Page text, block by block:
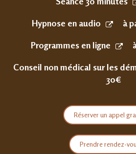
Hypnose en audio à
Programmes en ligne
Conseil non médical sur les
30€
Réserver un appel
Prendre rendez-